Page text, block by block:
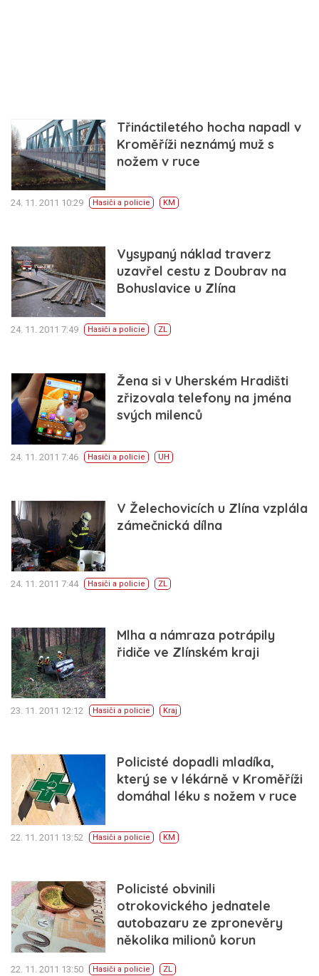
Třináctiletého hocha napadl v
Kroměříži neznámý muž s
nožem v ruce
24. 11. 2011 10:29 Hasiči a policie KM
Vysypaný náklad traverz
uzavřel cestu z Doubrav na
Bohuslavice u Zlína
24. 11. 2011 7:49 Hasiči a policie ZL
Žena si v Uherském Hradišti
zřizovala telefony na jména
svých milenců
24. 11. 2011 7:46 Hasiči a policie UH
V Želechovicích u Zlína vzplála
zámečnická dílna
24. 11. 2011 7:44 Hasiči a policie ZL
Mlha a námraza potrápily
řidiče ve Zlínském kraji
23. 11. 2011 12:12 Hasiči a policie Kraj
Policisté dopadli mladíka,
který se v lékárně v Kroměříži
domáhal léku s nožem v ruce
22. 11. 2011 13:52 Hasiči a policie KM
Policisté obvinili
otrokovického jednatele
autobazaru ze zpronevěry
několika milionů korun
22. 11. 2011 13:50 Hasiči a policie ZL